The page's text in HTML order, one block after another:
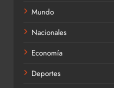
Mundo
Nacionales
Economía
Deportes